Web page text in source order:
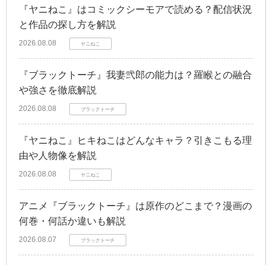
『ヤニねこ』はコミックシーモアで読める？配信状況
と作品の探し方を解説
2026.08.08 ヤニねこ
『ブラックトーチ』我妻弐郎の能力は？羅睺との融合
や強さを徹底解説
2026.08.08 ブラックトーチ
『ヤニねこ』ヒキねこはどんなキャラ？引きこもる理
由や人物像を解説
2026.08.08 ヤニねこ
アニメ『ブラックトーチ』は原作のどこまで？漫画の
何巻・何話か違いも解説
2026.08.07 ブラックトーチ